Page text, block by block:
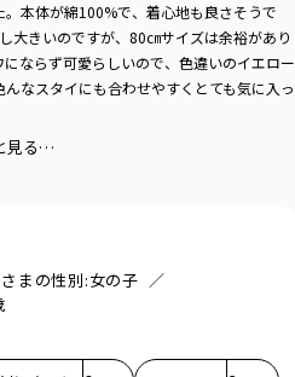
本体が綿100%で、着心地も良さそうで
大きいのですが、80㎝サイズは余裕があり
ならず可愛らしいので、色違いのイエロー
なスタイにも合わせやすくとても気に入っ
見る…
まの性別:女の子